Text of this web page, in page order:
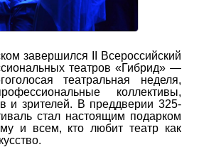
завершился II Всероссийский
театров «Гибрид» —
театральная неделя,
коллективы,
и зрителей. В преддверии 325-
стал настоящим подарком
и всем, кто любит театр как